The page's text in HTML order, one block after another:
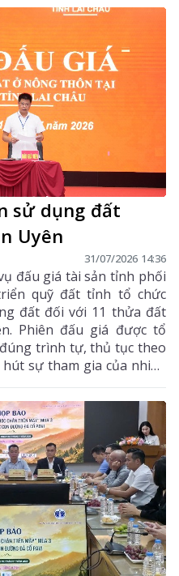
sử dụng đất
Uyên
31/07/2026 14:36
đấu giá tài sản tỉnh phối
quỹ đất tỉnh tổ chức
đất đối với 11 thửa đất
Phiên đấu giá được tổ
trình tự, thủ tục theo
sự tham gia của nhiều
đất và đầu tư.